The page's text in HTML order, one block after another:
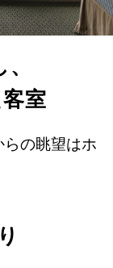
室
の眺望はホ